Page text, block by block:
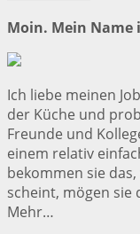
Moin. Mein Name
Ich liebe meinen
der Küche und
Freunde und
einem relativ
bekommen sie
scheint, mögen sie
Mehr…